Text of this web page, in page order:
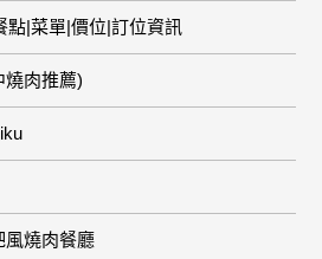
點|菜單|價位|訂位資訊
燒肉推薦)
風燒肉餐廳